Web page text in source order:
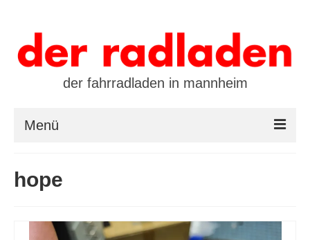
der fahrradladen in mannheim
Menü
marken
öffnungszeiten / kontakt
hope